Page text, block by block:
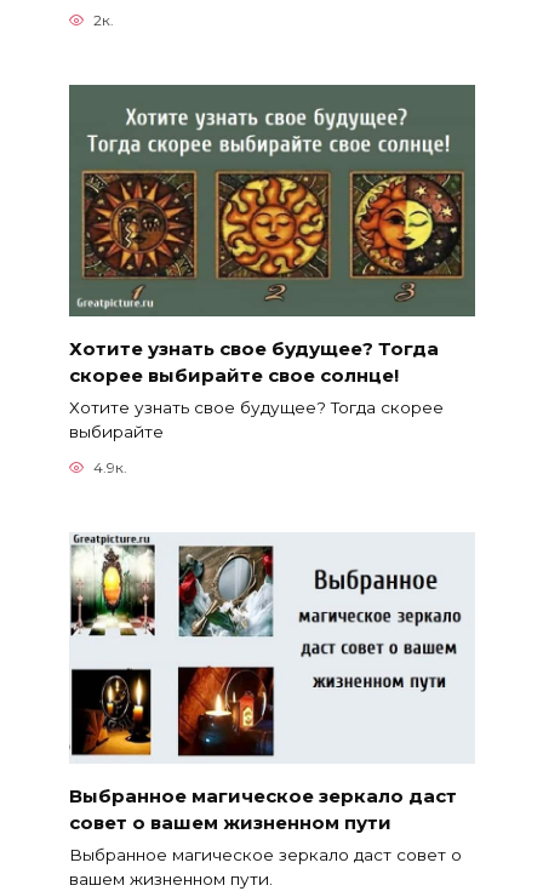
2к.
Хотите узнать свое будущее? Тогда
скорее выбирайте свое солнце!
Хотите узнать свое будущее? Тогда скорее
выбирайте
4.9к.
Выбранное магическое зеркало даст
совет о вашем жизненном пути
Выбранное магическое зеркало даст совет о
вашем жизненном пути.